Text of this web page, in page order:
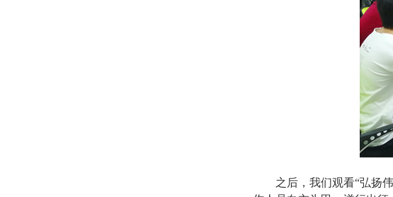
之后，我们观看“弘扬